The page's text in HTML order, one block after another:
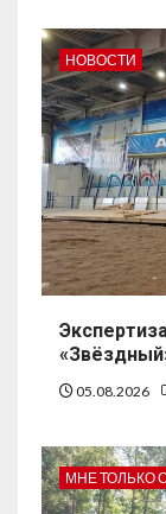
НОВОСТИ
05.08.2026
МНЕ ТОЛЬКО